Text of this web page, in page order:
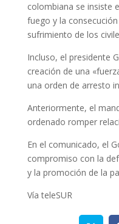
colombiana se insiste
fuego y la
sufrimiento de los
Incluso, el presidente
creación de una
una orden de arresto
Anteriormente, el
ordenado romper
En el comunicado, el
compromiso con la
y la promoción de la
Vía teleSUR